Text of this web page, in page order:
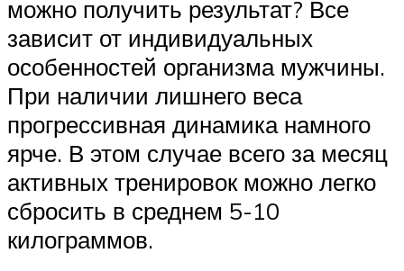
можно получить результат? Все
зависит от индивидуальных
особенностей организма мужчины.
При наличии лишнего веса
прогрессивная динамика намного
ярче. В этом случае всего за месяц
активных тренировок можно легко
сбросить в среднем 5-10
килограммов.